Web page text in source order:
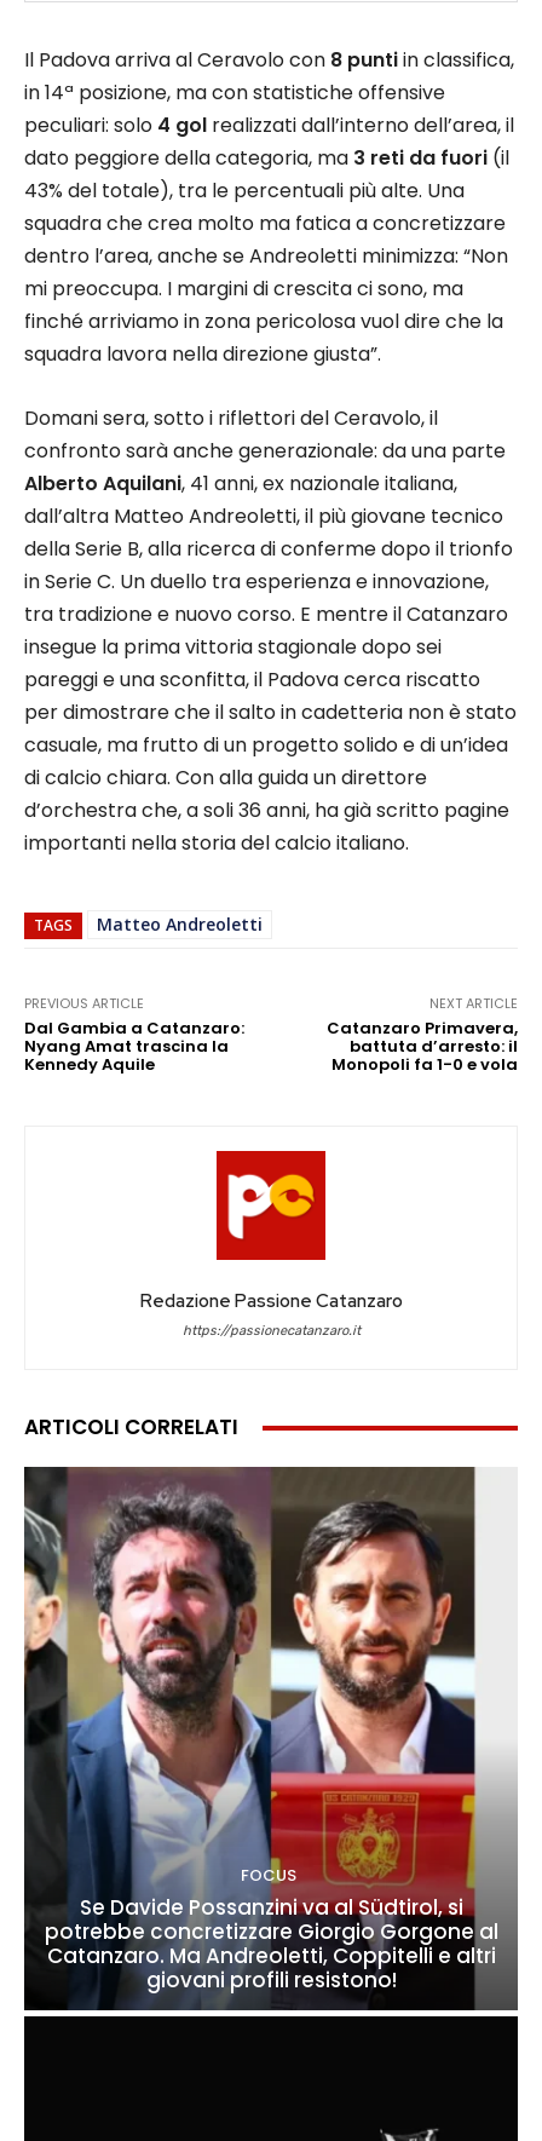
Il Padova arriva al Ceravolo con 8 puntiin classifica,
in 14ª posizione, ma con statistiche offensive
peculiari: solo 4 gol realizzati dall’interno dell’area, il
dato peggiore della categoria, ma 3 reti da fuori (il
43% del totale), tra le percentuali più alte. Una
squadra che crea molto ma fatica a concretizzare
dentro l’area, anche se Andreoletti minimizza: “Non
mi preoccupa. I margini di crescita ci sono, ma
finché arriviamo in zona pericolosa vuol dire che la
squadra lavora nella direzione giusta”.​
Domani sera, sotto i riflettori del Ceravolo, il
confronto sarà anche generazionale: da una parte
Alberto Aquilani, 41 anni, ex nazionale italiana,
dall’altra Matteo Andreoletti, il più giovane tecnico
della Serie B, alla ricerca di conferme dopo il trionfo
in Serie C. Un duello tra esperienza e innovazione,
tra tradizione e nuovo corso. E mentre il Catanzaro
insegue la prima vittoria stagionale dopo sei
pareggi e una sconfitta, il Padova cerca riscatto
per dimostrare che il salto in cadetteria non è stato
casuale, ma frutto di un progetto solido e di un’idea
di calcio chiara. Con alla guida un direttore
d’orchestra che, a soli 36 anni, ha già scritto pagine
importanti nella storia del calcio italiano.​
TAGS Matteo Andreoletti
PREVIOUS ARTICLE
Dal Gambia a Catanzaro:
Nyang Amat trascina la
Kennedy Aquile
NEXT ARTICLE
Catanzaro Primavera,
battuta d’arresto: il
Monopoli fa 1-0 e vola
Redazione Passione Catanzaro
https://passionecatanzaro.it
ARTICOLI CORRELATI
FOCUS
Se Davide Possanzini va al Südtirol, si
potrebbe concretizzare Giorgio Gorgone al
Catanzaro. Ma Andreoletti, Coppitelli e altri
giovani profili resistono!